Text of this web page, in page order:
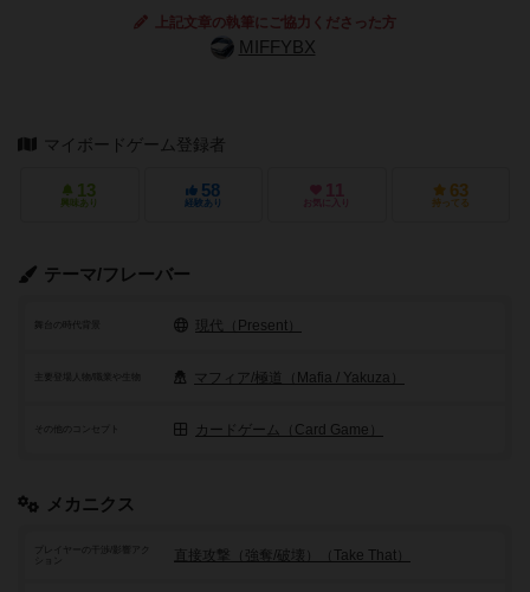
上記文章の執筆にご協力くださった方
MIFFYBX
マイボードゲーム登録者
13
興味あり
58
経験あり
11
お気に入り
63
持ってる
テーマ/フレーバー
舞台の時代背景 現代（Present）
マフィア/極道（Mafia / Yakuza）
その他のコンセプト カードゲーム（Card Game）
メカニクス
プレイヤーの干渉/影響アク
直接攻撃（強奪/破壊）（Take That）